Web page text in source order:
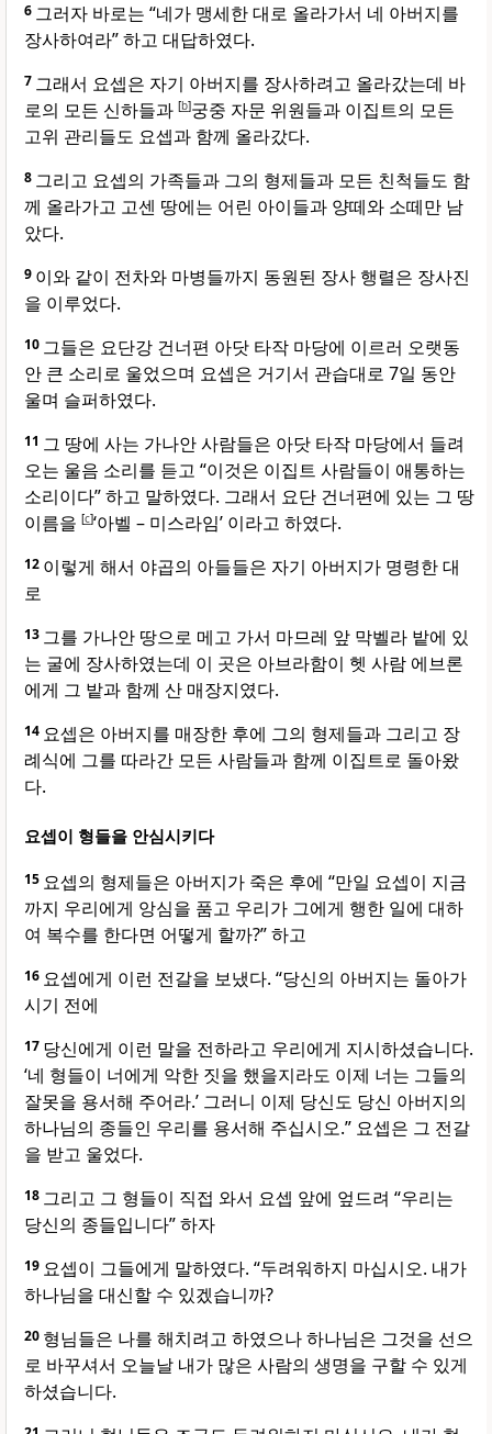
6 그러자 바로는 “네가 맹세한 대로 올라가서 네 아버지를
장사하여라” 하고 대답하였다.
7 그래서 요셉은 자기 아버지를 장사하려고 올라갔는데 바
로의 모든 신하들과 [b]궁중 자문 위원들과 이집트의 모든
고위 관리들도 요셉과 함께 올라갔다.
8 그리고 요셉의 가족들과 그의 형제들과 모든 친척들도 함
께 올라가고 고센 땅에는 어린 아이들과 양떼와 소떼만 남
았다.
9 이와 같이 전차와 마병들까지 동원된 장사 행렬은 장사진
을 이루었다.
10 그들은 요단강 건너편 아닷 타작 마당에 이르러 오랫동
안 큰 소리로 울었으며 요셉은 거기서 관습대로 7일 동안
울며 슬퍼하였다.
11 그 땅에 사는 가나안 사람들은 아닷 타작 마당에서 들려
오는 울음 소리를 듣고 “이것은 이집트 사람들이 애통하는
소리이다” 하고 말하였다. 그래서 요단 건너편에 있는 그 땅
이름을 [c]‘아벨 – 미스라임’ 이라고 하였다.
12 이렇게 해서 야곱의 아들들은 자기 아버지가 명령한 대
로
13 그를 가나안 땅으로 메고 가서 마므레 앞 막벨라 밭에 있
는 굴에 장사하였는데 이 곳은 아브라함이 헷 사람 에브론
에게 그 밭과 함께 산 매장지였다.
14 요셉은 아버지를 매장한 후에 그의 형제들과 그리고 장
례식에 그를 따라간 모든 사람들과 함께 이집트로 돌아왔
다.
요셉이 형들을 안심시키다
15 요셉의 형제들은 아버지가 죽은 후에 “만일 요셉이 지금
까지 우리에게 앙심을 품고 우리가 그에게 행한 일에 대하
여 복수를 한다면 어떻게 할까?” 하고
16 요셉에게 이런 전갈을 보냈다. “당신의 아버지는 돌아가
시기 전에
17 당신에게 이런 말을 전하라고 우리에게 지시하셨습니다.
‘네 형들이 너에게 악한 짓을 했을지라도 이제 너는 그들의
잘못을 용서해 주어라.’ 그러니 이제 당신도 당신 아버지의
하나님의 종들인 우리를 용서해 주십시오.” 요셉은 그 전갈
을 받고 울었다.
18 그리고 그 형들이 직접 와서 요셉 앞에 엎드려 “우리는
당신의 종들입니다” 하자
19 요셉이 그들에게 말하였다. “두려워하지 마십시오. 내가
하나님을 대신할 수 있겠습니까?
20 형님들은 나를 해치려고 하였으나 하나님은 그것을 선으
로 바꾸셔서 오늘날 내가 많은 사람의 생명을 구할 수 있게
하셨습니다.